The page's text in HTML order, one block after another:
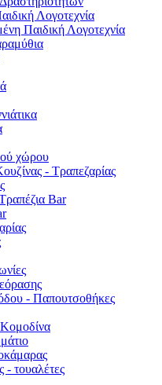
Λογοτεχνία
Παιδική Λογοτεχνία
χώρου
- Τραπεζαρίας
Bar
- Παπουτσοθήκες
- τουαλέτες